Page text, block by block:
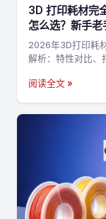
3D 打印耗材完
怎么选？新手
2026年3D打印耗
解析：特性对比、
阅读全文 »